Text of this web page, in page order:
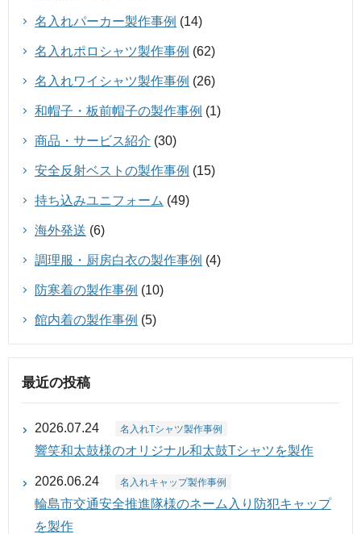
名入れパーカー製作事例 (14)
名入れポロシャツ製作事例 (62)
名入れワイシャツ製作事例 (26)
和帽子・板前帽子の製作事例 (1)
商品・サービス紹介 (30)
安全反射ベストの製作事例 (15)
持ち込みユニフォーム (49)
海外発送 (6)
調理服・厨房白衣の製作事例 (4)
防寒着の製作事例 (10)
館内着の製作事例 (5)
最近の投稿
2026.07.24 名入れTシャツ製作事例
響笑和太鼓様のオリジナル和太鼓Tシャツを製作
2026.06.24 名入れキャップ製作事例
輪島市交通安全推進隊様のネーム入り防犯キャップ
を製作